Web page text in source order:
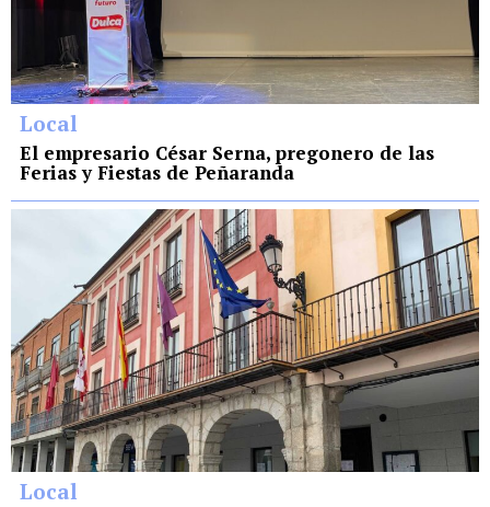
Local
El empresario César Serna, pregonero de las
Ferias y Fiestas de Peñaranda
Local